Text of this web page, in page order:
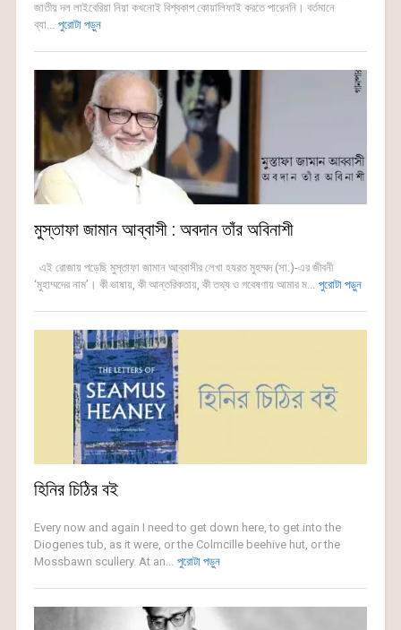
জাতীয় দল লাইবেরিয়া নিয়া কখনোই বিশ্বকাপ কোয়ালিফাই করতে পারেননি। বর্তমানে
ব্যা... পুরোটা পড়ুন
মুস্তাফা জামান আব্বাসী : অবদান তাঁর অবিনাশী
এই রোজায় পড়েছি মুস্তাফা জামান আব্বাসীর লেখা হযরত মুহম্মদ (সা.)-এর জীবনী
‘মুহাম্মদের নাম’। কী ভাষায়, কী আন্তরিকতায়, কী তথ্য ও গবেষণায় আমার ম... পুরোটা পড়ুন
হিনির চিঠির বই
Every now and again I need to get down here, to get into the
Diogenes tub, as it were, or the Colmcille beehive hut, or the
Mossbawn scullery. At an... পুরোটা পড়ুন